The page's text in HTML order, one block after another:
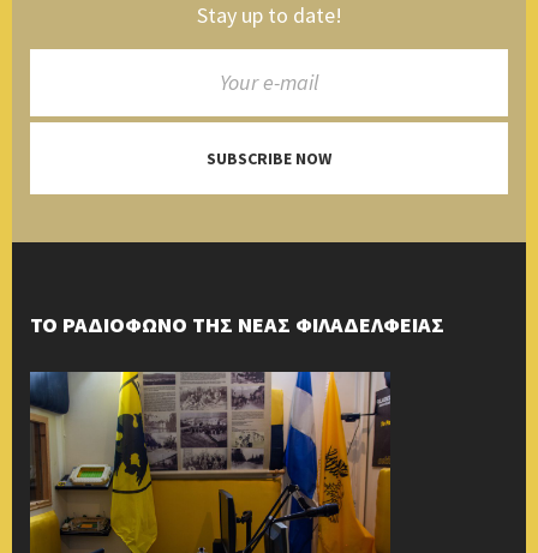
Stay up to date!
SUBSCRIBE NOW
ΤΟ ΡΑΔΙΟΦΩΝΟ ΤΗΣ ΝΕΑΣ ΦΙΛΑΔΕΛΦΕΙΑΣ